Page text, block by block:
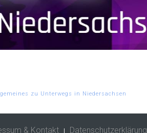
zu Unterwegs in Niedersachsen
& Kontakt Datenschutzerklärung